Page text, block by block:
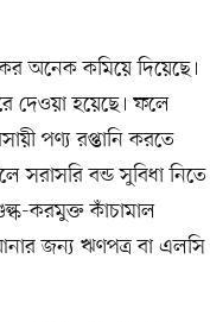
অনেক কমিয়ে দিয়েছে।​
দেওয়া হয়েছে। ফলে
পণ্য রপ্তানি করতে
সরাসরি বন্ড সুবিধা নিতে
করমুক্ত কাঁচামাল
জন্য ঋণপত্র বা এলসি